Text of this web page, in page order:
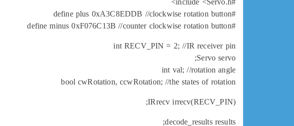
#define plus 0xA3C8EDDB //clockwise rotation button
#define minus 0xF076C13B //counter clockwise rotation button
int RECV_PIN = 2; //IR receiver pin
Servo servo;
int val; //rotation angle
bool cwRotation, ccwRotation; //the states of rotation
IRrecv irrecv(RECV_PIN);
decode_results results;